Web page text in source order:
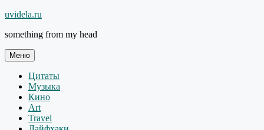
Перейти
содержимому
uvidela.ru
something from my head
Меню
Цитаты
Музыка
Кино
Art
Travel